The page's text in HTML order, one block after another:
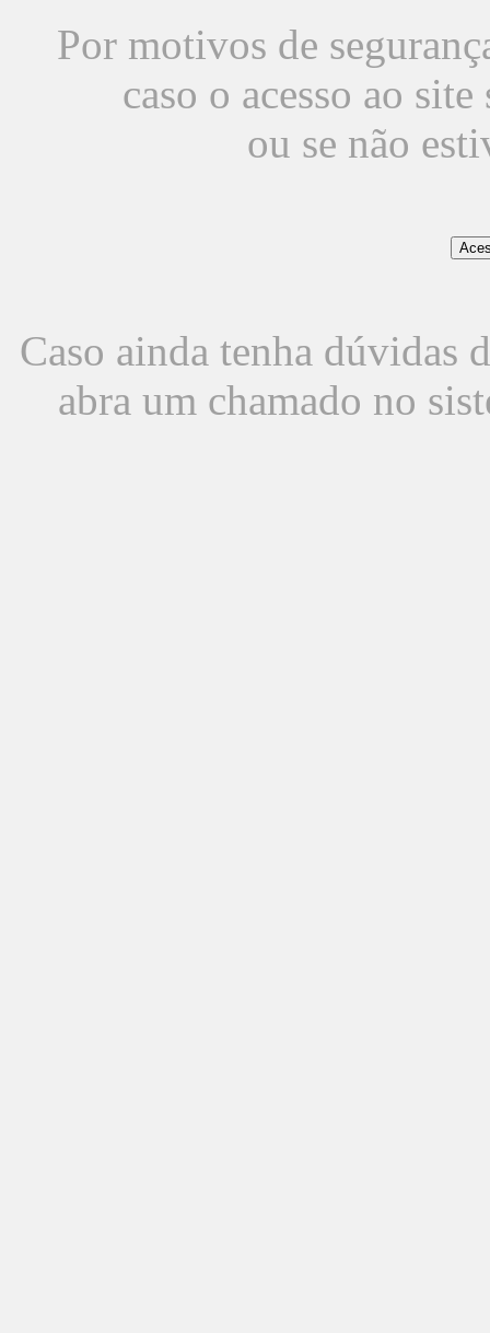
Por motivos de
caso o acesso ao
ou se não
Caso ainda tenha dúvidas
abra um chamado no